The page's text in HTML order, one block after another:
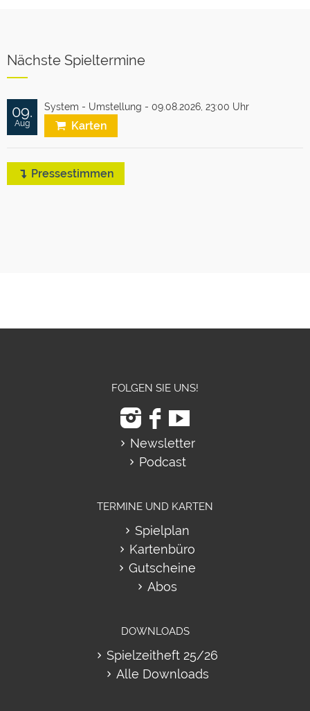
Nächste Spieltermine
09.
Aug
System - Umstellung - 09.08.2026, 23:00 Uhr
Karten
Pressestimmen
FOLGEN SIE UNS!
Newsletter
Podcast
TERMINE UND KARTEN
Spielplan
Kartenbüro
Gutscheine
Abos
DOWNLOADS
Spielzeitheft 25/26
Alle Downloads